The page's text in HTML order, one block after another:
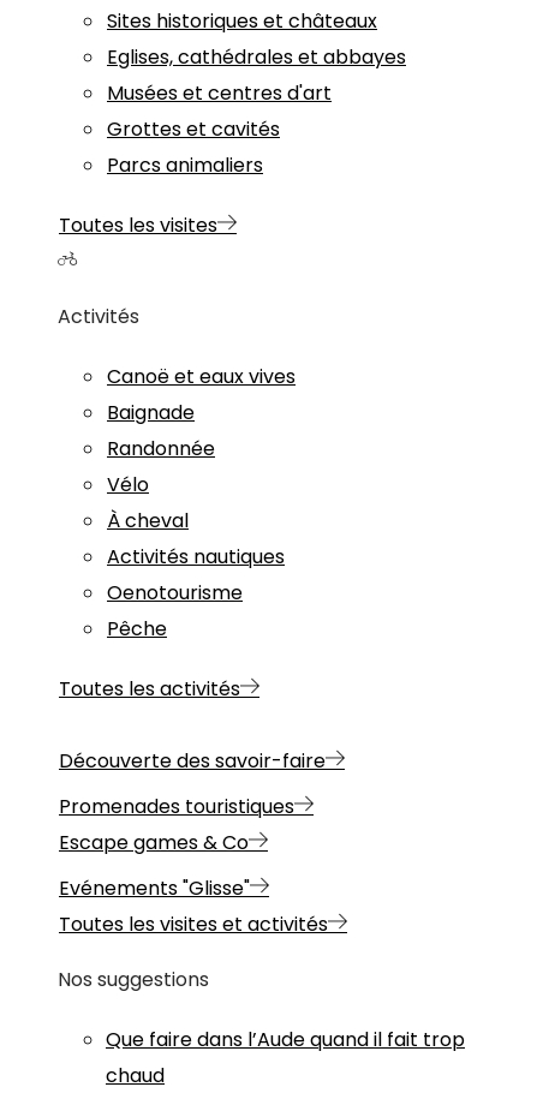
Sites historiques et châteaux
Eglises, cathédrales et abbayes
Musées et centres d'art
Grottes et cavités
Parcs animaliers
Toutes les visites
Activités
Canoë et eaux vives
Baignade
Randonnée
Vélo
À cheval
Activités nautiques
Oenotourisme
Pêche
Toutes les activités
Découverte des savoir-faire
Promenades touristiques
Escape games & Co
Evénements "Glisse"
Toutes les visites et activités
Nos suggestions
Que faire dans l’Aude quand il fait trop
chaud